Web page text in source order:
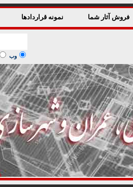
فروش آثار شما نمونه قراردادها
وب